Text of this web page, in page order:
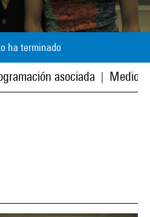
ha terminado
asociada Medios